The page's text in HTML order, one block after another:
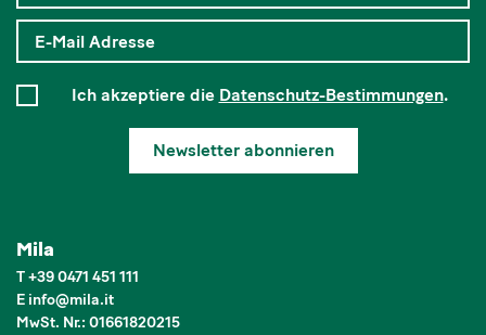
Ich akzeptiere die Datenschutz-Bestimmungen.
Newsletter abonnieren
Mila
T+39 0471 451 111
E info@mila.it
MwSt. Nr.: 01661820215